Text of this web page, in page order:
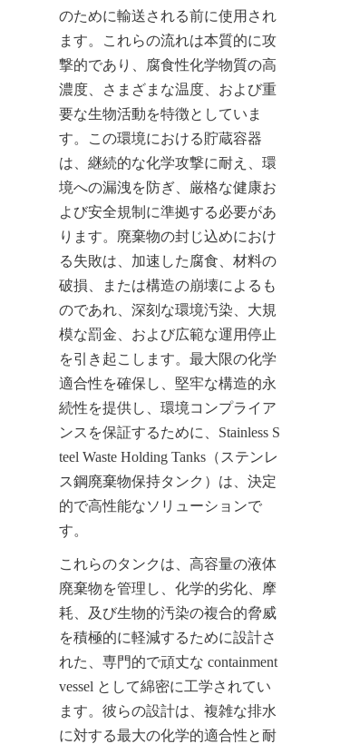
のために輸送される前に使用され
ます。これらの流れは本質的に攻
撃的であり、腐食性化学物質の高
濃度、さまざまな温度、および重
要な生物活動を特徴としていま
す。この環境における貯蔵容器
は、継続的な化学攻撃に耐え、環
境への漏洩を防ぎ、厳格な健康お
よび安全規制に準拠する必要があ
ります。廃棄物の封じ込めにおけ
る失敗は、加速した腐食、材料の
破損、または構造の崩壊によるも
のであれ、深刻な環境汚染、大規
模な罰金、および広範な運用停止
を引き起こします。最大限の化学
適合性を確保し、堅牢な構造的永
続性を提供し、環境コンプライア
ンスを保証するために、Stainless S
teel Waste Holding Tanks（ステンレ
ス鋼廃棄物保持タンク）は、決定
的で高性能なソリューションで
す。
これらのタンクは、高容量の液体
廃棄物を管理し、化学的劣化、摩
耗、及び生物的汚染の複合的脅威
を積極的に軽減するために設計さ
れた、専門的で頑丈な containment
vessel として綿密に工学されてい
ます。彼らの設計は、複雑な排水
に対する最大の化学的適合性と耐